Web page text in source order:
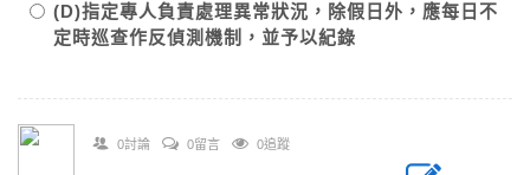
(D)指定專人負責處理異常狀況，除假日外，應每日不
定時巡查作反偵測機制，並予以紀錄
0討論 0留言 0追蹤